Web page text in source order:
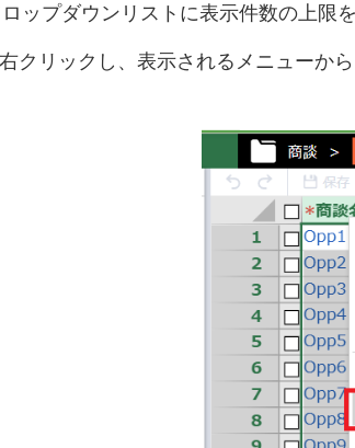
ップダウンリストに表示件数の上限
クリックし、表示されるメニューか